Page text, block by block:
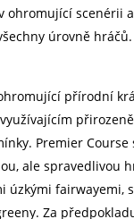
ohromující scenérii
úrovně hráčů.
přírodní
Premier Course
ale spravedlivou
úzkými fairwayemi,
Za